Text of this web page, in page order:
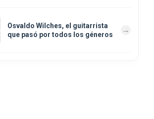
Osvaldo Wilches, el guitarrista
que pasó por todos los géneros